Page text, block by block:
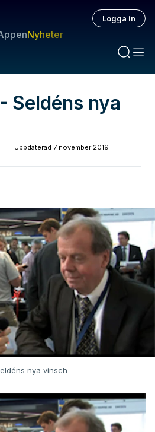
Nyheter
Logga in
Seldéns nya
Uppdaterad 7 november 2019
nya vinsch